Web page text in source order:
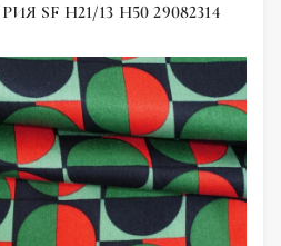
SF H21/13 H50 29082314